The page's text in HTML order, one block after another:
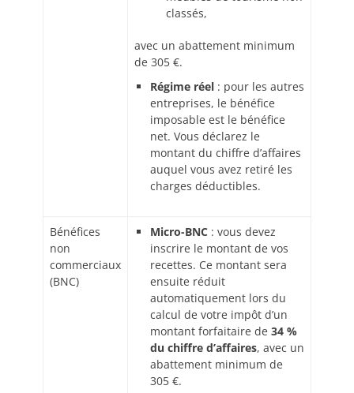
classés,
avec un abattement minimum
de 305 €.
Régime réel : pour les autres
entreprises, le bénéfice
imposable est le bénéfice
net. Vous déclarez le
montant du chiffre d’affaires
auquel vous avez retiré les
charges déductibles.
Bénéfices
non
commerciaux
(BNC)
Micro-BNC : vous devez
inscrire le montant de vos
recettes. Ce montant sera
ensuite réduit
automatiquement lors du
calcul de votre impôt d’un
montant forfaitaire de 34 %
du chiffre d’affaires, avec un
abattement minimum de
305 €.